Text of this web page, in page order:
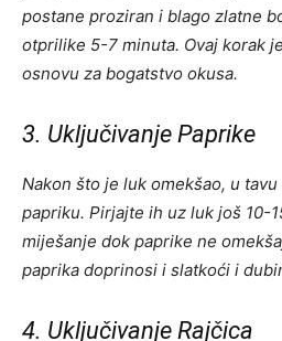
postane proziran i blago zlatne
otprilike 5-7 minuta. Ovaj korak
osnovu za bogatstvo okusa.
3. Uključivanje Paprike
Nakon što je luk omekšao, u
papriku. Pirjajte ih uz luk još 10-
miješanje dok paprike ne
paprika doprinosi i slatkoći i
4. Uključivanje Rajčica